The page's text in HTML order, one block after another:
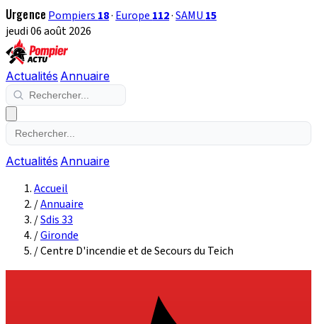
Urgence Pompiers 18· Europe 112·SAMU 15
jeudi 06 août 2026
Actualités Annuaire
Actualités Annuaire
Accueil
/Annuaire
/Sdis 33
/Gironde
/Centre D'incendie et de Secours du Teich